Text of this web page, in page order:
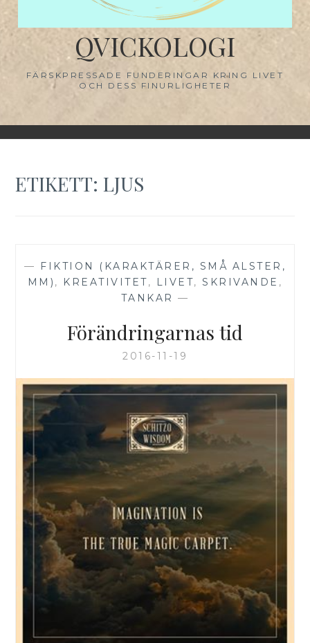
QVICKOLOGI
FÄRSKPRESSADE FUNDERINGAR KRING LIVET
OCH DESS FINURLIGHETER
ETIKETT:LJUS
—
FIKTION (KARAKTÄRER, SMÅ ALSTER,
MM) , KREATIVITET, LIVET,SKRIVANDE ,
TANKAR —
Förändringarnas tid
2016-11-19